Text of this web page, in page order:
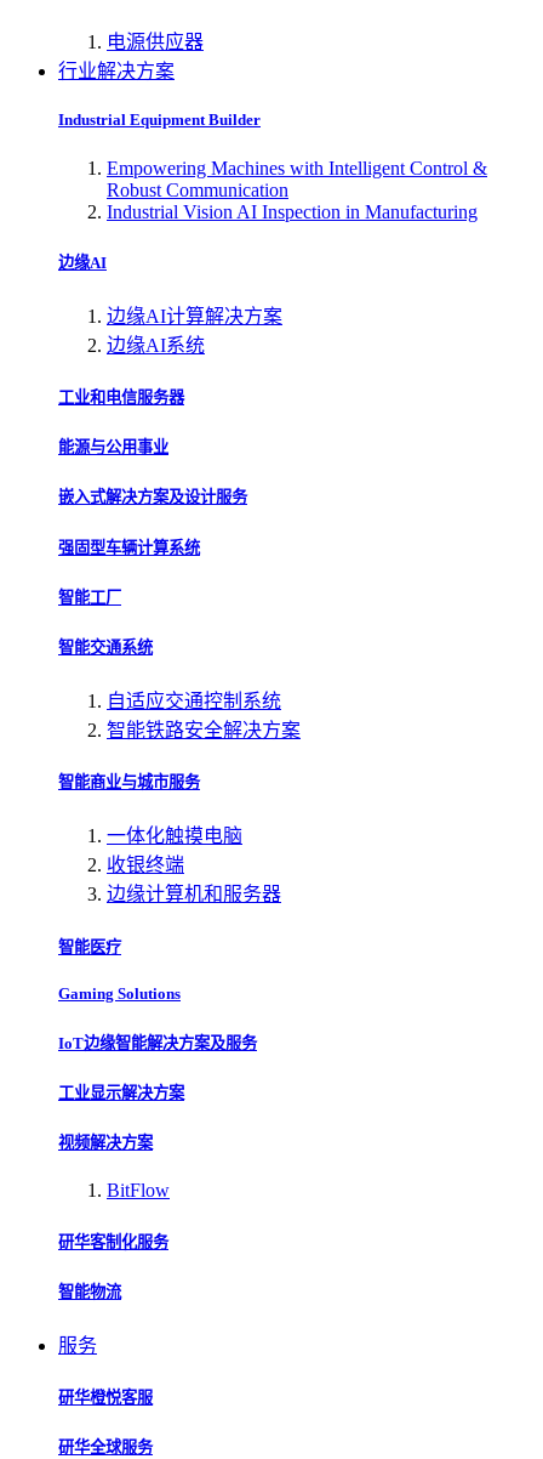
电源供应器
行业解决方案
Industrial Equipment Builder
Empowering Machines with Intelligent Control &
Robust Communication
Industrial Vision AI Inspection in Manufacturing
边缘AI
边缘AI计算解决方案
边缘AI系统
工业和电信服务器
能源与公用事业
嵌入式解决方案及设计服务
强固型车辆计算系统
智能工厂
智能交通系统
自适应交通控制系统
智能铁路安全解决方案
智能商业与城市服务
一体化触摸电脑
收银终端
边缘计算机和服务器
智能医疗
Gaming Solutions
IoT边缘智能解决方案及服务
工业显示解决方案
视频解决方案
BitFlow
研华客制化服务
智能物流
服务
研华橙悦客服
研华全球服务